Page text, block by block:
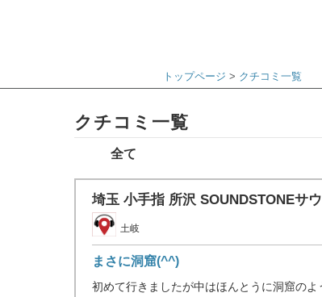
トップページ クチコミ一覧
クチコミ一覧
全て
埼玉 小手指 所沢 SOUNDSTONEサ
土岐
まさに洞窟(^^)
初めて行きましたが中はほんとうに洞窟の